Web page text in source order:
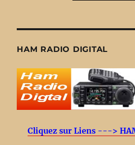
HAM RADIO DIGITAL
Cliquez sur Liens --->